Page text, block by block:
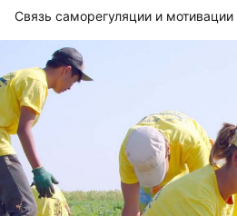
Связь саморегуляции и мотивации